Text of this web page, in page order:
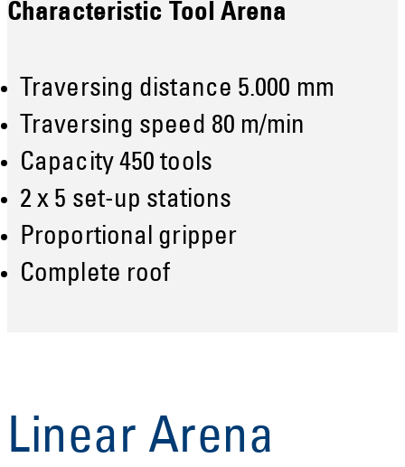
Characteristic Tool Arena
Traversing distance 5.000 mm
Traversing speed 80 m/min
Capacity 450 tools
2 x 5 set-up stations
Proportional gripper
Complete roof
Linear Arena